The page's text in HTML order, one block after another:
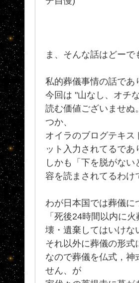
ま、そんな話はどーで
私的葬儀事情の話であ
今回は "山なし、オチ
読む価値ございませぬ。
つか、
オイラのブログテキ
ット入力されてるであ
しかも「下を脱がな
容を読まされてるわけ
わが日本国では葬儀
「死後24時間以内に
壊・遺棄してはいけな
それ以外に葬儀の形
なので葬儀を仏式，
せん、が